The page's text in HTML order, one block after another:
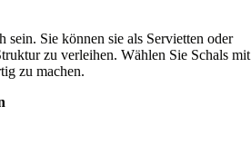
Sie können sie als Servietten oder
zu verleihen. Wählen Sie Schals mit
zu machen.